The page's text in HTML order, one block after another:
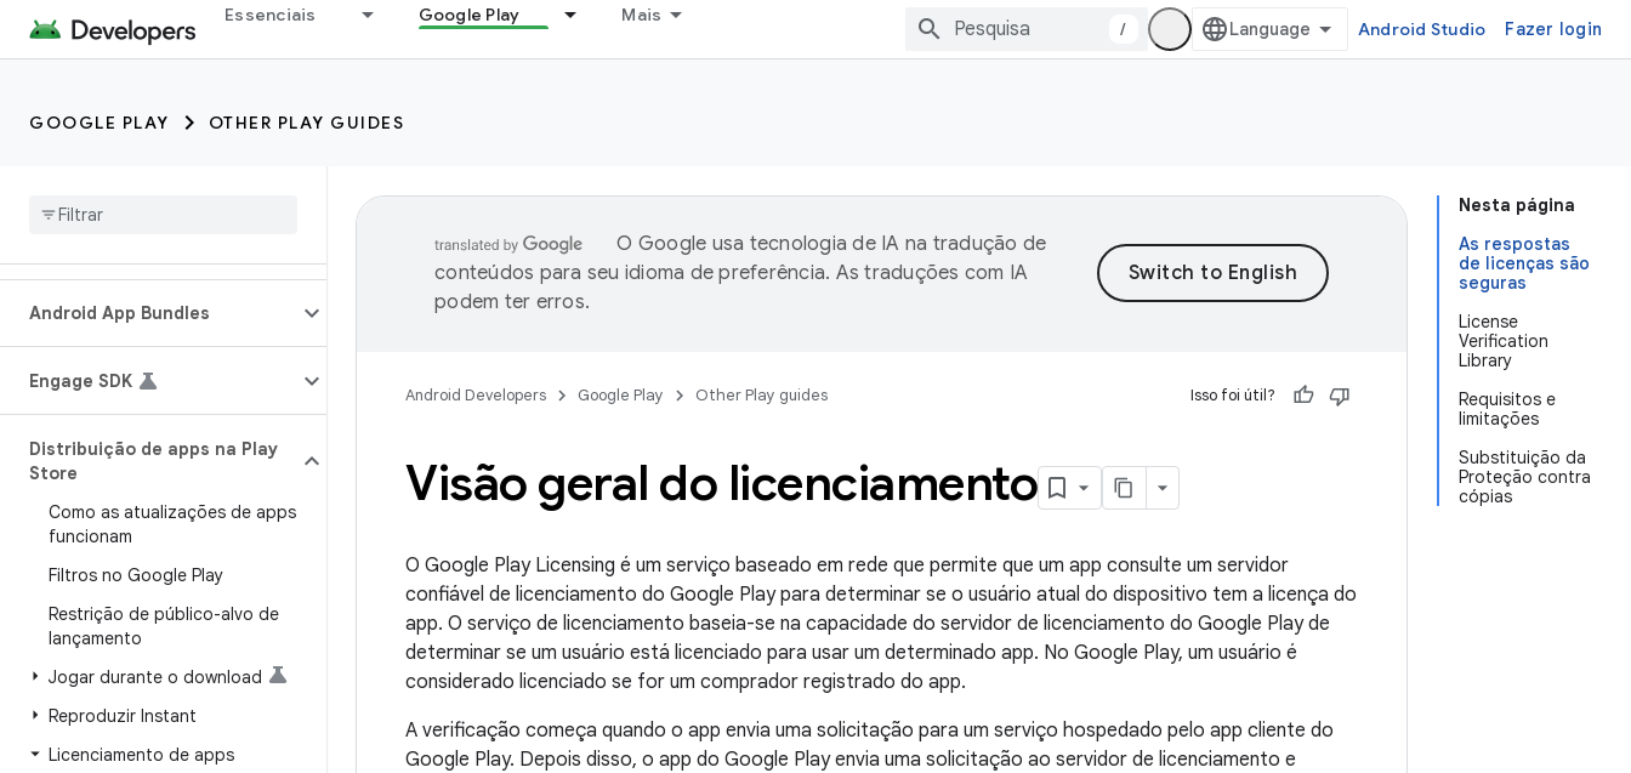
Essenciais Google Play Mais
/ Android Studio Fazer login
GOOGLE PLAY OTHER PLAY GUIDES
Android App Bundles
Engage SDK
Distribuição de apps na Play
Store
Como as atualizações de apps
funcionam
Filtros no Google Play
Restrição de público-alvo de
lançamento
Jogar durante o download
Reproduzir Instant
Licenciamento de apps
Nesta página
As respostas
de licenças são
seguras
License
Verification
Library
Requisitos e
limitações
Substituição da
Proteção contra
cópias
O Google usa tecnologia de IA na tradução de
conteúdos para seu idioma de preferência. As traduções com IA
podem ter erros.
Android Developers Google Play Other Play guides Isso foi útil?
Visão geral do licenciamento
O Google Play Licensing é um serviço baseado em rede que permite que um app consulte um servidor
confiável de licenciamento do Google Play para determinar se o usuário atual do dispositivo tem a licença do
app. O serviço de licenciamento baseia-se na capacidade do servidor de licenciamento do Google Play de
determinar se um usuário está licenciado para usar um determinado app. No Google Play, um usuário é
considerado licenciado se for um comprador registrado do app.
A verificação começa quando o app envia uma solicitação para um serviço hospedado pelo app cliente do
Google Play. Depois disso, o app do Google Play envia uma solicitação ao servidor de licenciamento e